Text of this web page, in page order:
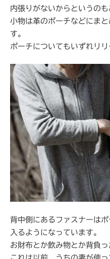
内張りがないからというのも
小物は革のポーチなどにま
す。
ポーチについてもいずれリ
背中側にあるファスナーは
入るようになっています。
お財布とか飲み物とか背負